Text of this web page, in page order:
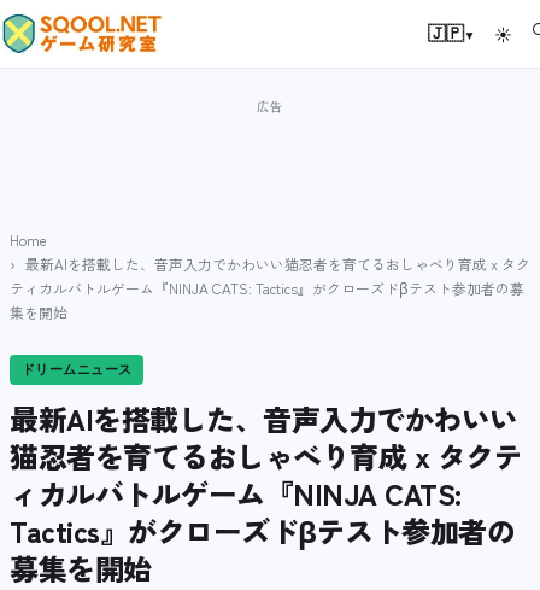
🇯🇵▾ ☀
Home
最新AIを搭載した、音声入力でかわいい猫忍者を育てるおしゃべり育成 x タク
ティカルバトルゲーム『NINJA CATS: Tactics』がクローズドβテスト参加者の募
集を開始
ドリームニュース
最新AIを搭載した、音声入力でかわいい
猫忍者を育てるおしゃべり育成 x タクテ
ィカルバトルゲーム『NINJA CATS:
Tactics』がクローズドβテスト参加者の
募集を開始